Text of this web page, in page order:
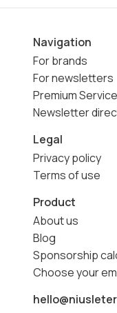
Navigation
For brands
For newsletters
Premium Service
Newsletter
Legal
Privacy policy
Terms of use
Product
About us
Blog
Sponsorship
Choose your